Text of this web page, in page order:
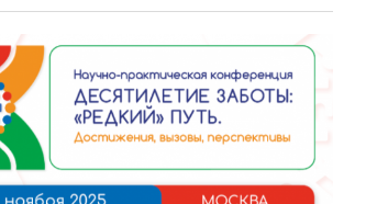
Отменить